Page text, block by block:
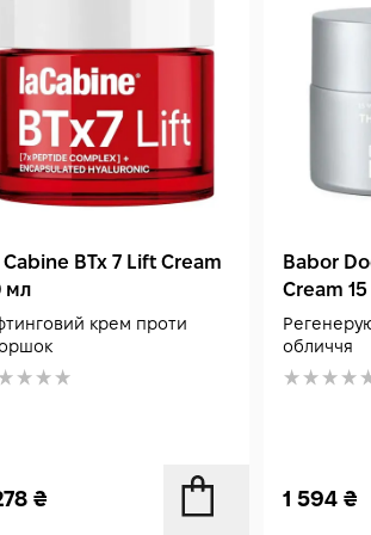
засобами з
у одне нанесення — щоб уникнути
у дні після косметологічних процедур
відновитися протягом 1–2 тижнів,
схеми. Якщо помітила
на початку курсу — зменш
не зникає, припини використання
Зберігай тубус при
продовжує термін дії активних
Cabine BTx 7 Lift Cream
мл
крем проти
₴
Babor
Cream
обличчя
1 594 ₴